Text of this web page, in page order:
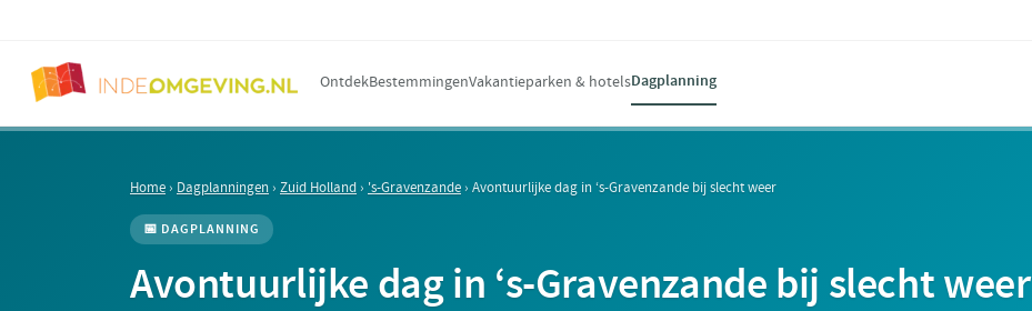
OntdekBestemmingenVakantieparken & hotelsDagplanning
Home › Dagplanningen › Zuid Holland › 's-Gravenzande › Avontuurlijke dag in ‘s-Gravenzande bij slecht weer
📅 DAGPLANNING
Avontuurlijke dag in ‘s-Gravenzande bij slecht weer